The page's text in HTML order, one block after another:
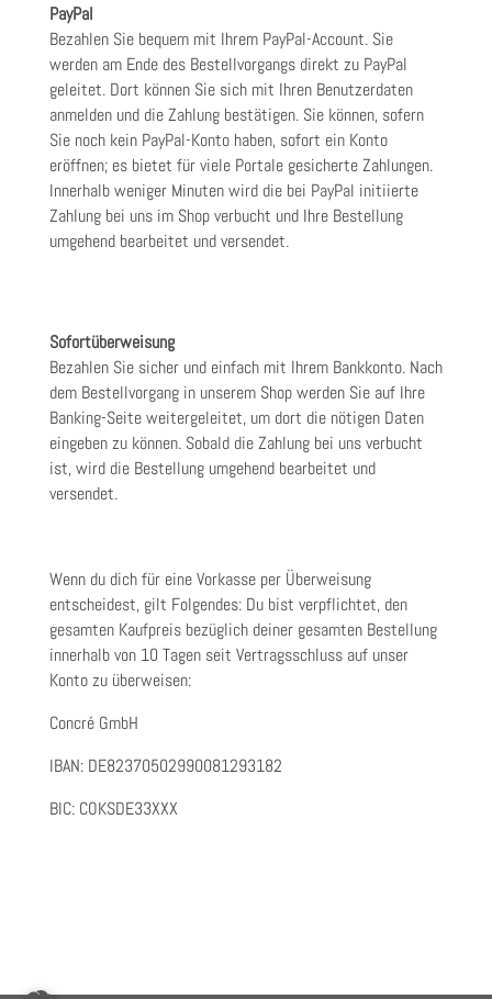
PayPal
Bezahlen Sie bequem mit Ihrem PayPal-Account. Sie
werden am Ende des Bestellvorgangs direkt zu PayPal
geleitet. Dort können Sie sich mit Ihren Benutzerdaten
anmelden und die Zahlung bestätigen. Sie können, sofern
Sie noch kein PayPal-Konto haben, sofort ein Konto
eröffnen; es bietet für viele Portale gesicherte Zahlungen.
Innerhalb weniger Minuten wird die bei PayPal initiierte
Zahlung bei uns im Shop verbucht und Ihre Bestellung
umgehend bearbeitet und versendet.
Sofortüberweisung
Bezahlen Sie sicher und einfach mit Ihrem Bankkonto. Nach
dem Bestellvorgang in unserem Shop werden Sie auf Ihre
Banking-Seite weitergeleitet, um dort die nötigen Daten
eingeben zu können. Sobald die Zahlung bei uns verbucht
ist, wird die Bestellung umgehend bearbeitet und
versendet.
Wenn du dich für eine Vorkasse per Überweisung
entscheidest, gilt Folgendes: Du bist verpflichtet, den
gesamten Kaufpreis bezüglich deiner gesamten Bestellung
innerhalb von 10 Tagen seit Vertragsschluss auf unser
Konto zu überweisen:
Concré GmbH
IBAN: DE82370502990081293182
BIC: COKSDE33XXX